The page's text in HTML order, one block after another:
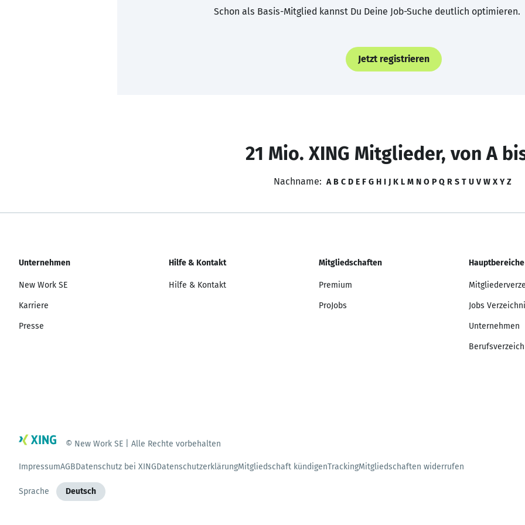
Schon als Basis-Mitglied kannst Du Deine Job-Suche deutlich optimieren.
Jetzt registrieren
21 Mio. XING Mitglieder, von A
Nachname: A B C D E F G H I J K L M N O P Q R S T U V W X Y Z
Unternehmen
New Work SE
Karriere
Presse
Hilfe & Kontakt
Hilfe & Kontakt
Mitgliedschaften
Premium
ProJobs
Hauptbereiche
Jobs
Unternehmen
© New Work SE | Alle Rechte vorbehalten
ImpressumAGBDatenschutz bei XINGDatenschutzerklärungMitgliedschaft kündigenTrackingMitgliedschaften widerrufen
Sprache Deutsch